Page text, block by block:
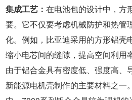
集成工艺：在电池包的设计中，方
要。它不仅要考虑机械防护和热管
化。例如，比亚迪采用的方形铝壳
缩小电芯间的缝隙，提高空间利用率
由于铝合金具有密度低、强度高、
新能源电机壳制作的主要材料之一